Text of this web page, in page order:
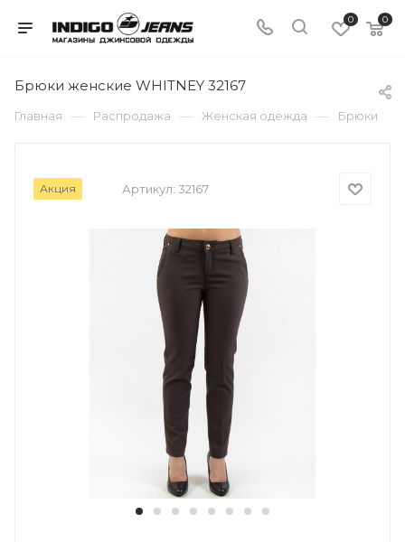
0 0
Брюки женские WHITNEY 32167
Главная — Распродажа — Женская одежда — Брюки
Акция Артикул: 32167